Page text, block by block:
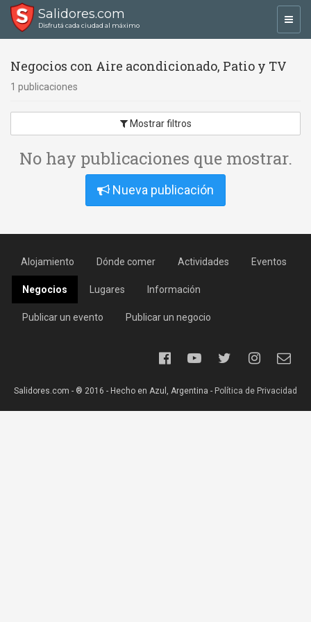
Salidores.com
Disfrutá cada ciudad al máximo
Negocios con Aire acondicionado, Patio y TV
1 publicaciones
Mostrar filtros
No hay publicaciones que mostrar.
Nueva publicación
Alojamiento Dónde comer Actividades Eventos
Negocios Lugares Información
Publicar un evento Publicar un negocio
Salidores.com - ® 2016 - Hecho en Azul, Argentina - Política de Privacidad